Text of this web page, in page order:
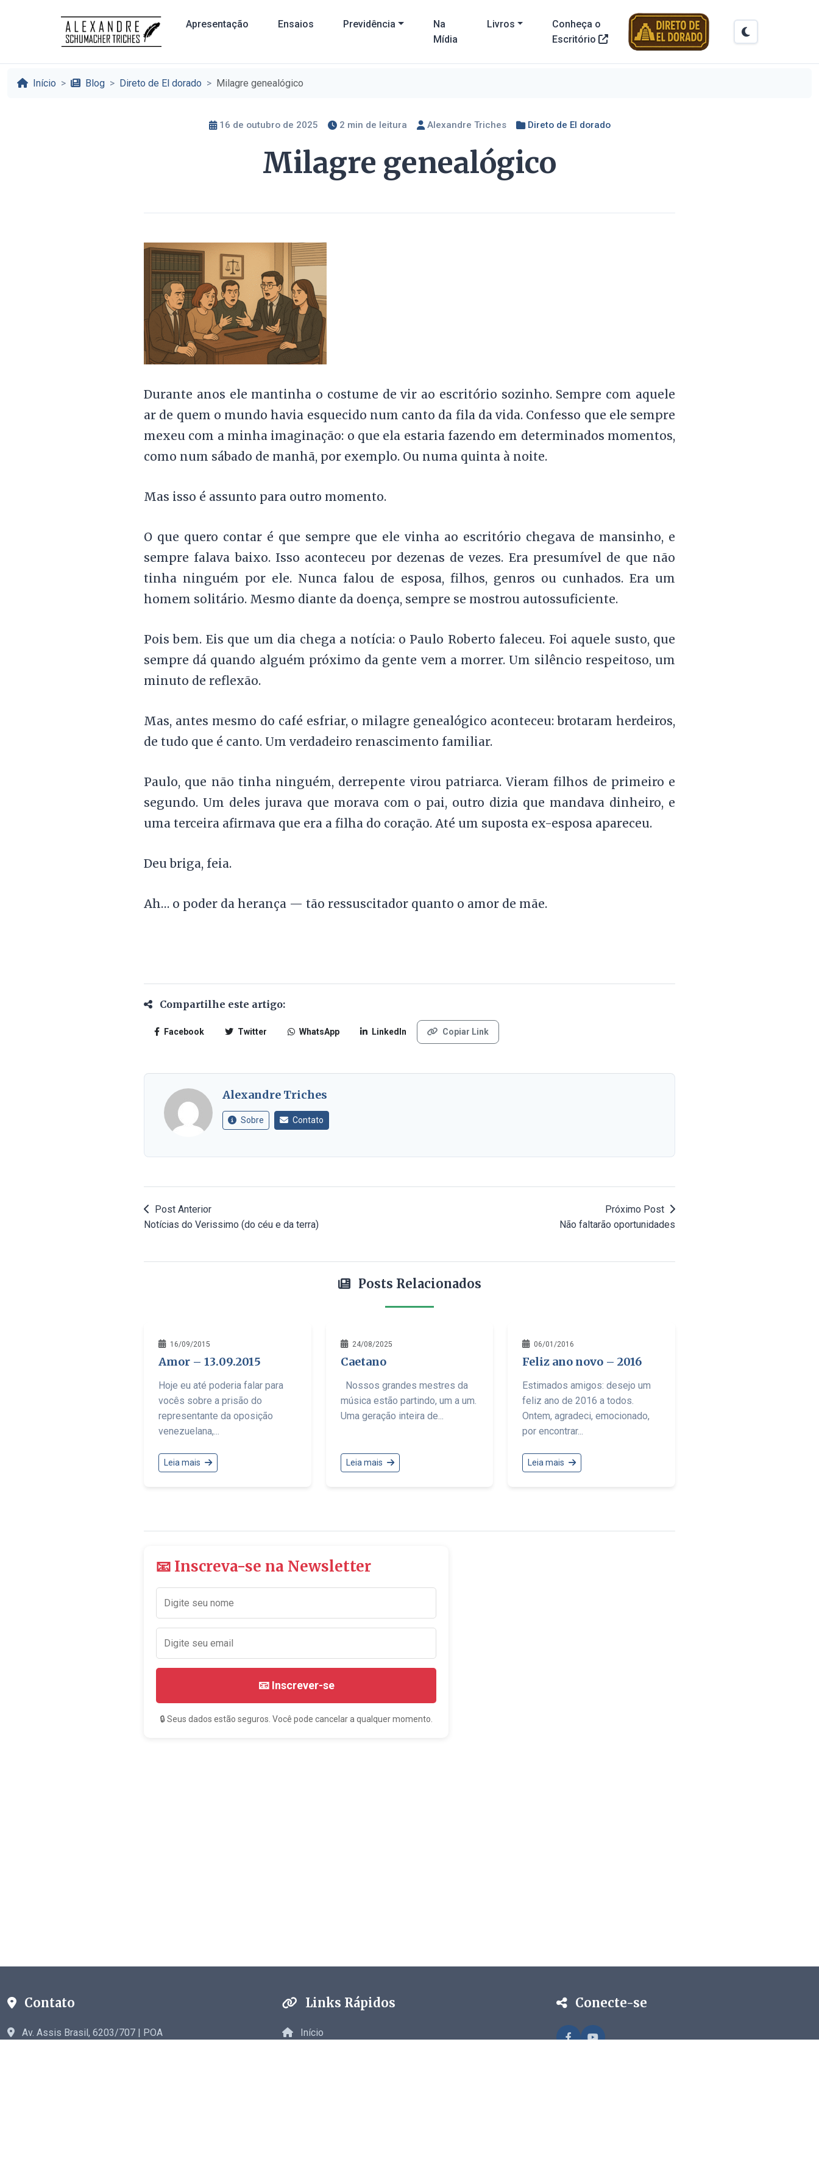
Apresentação Ensaios Previdência
Na
Mídia
Livros
Conheça o
Escritório
Início Blog Direto de El dorado Milagre genealógico
16 de outubro de 2025 2 min de leitura Alexandre Triches Direto de El dorado
Milagre genealógico
Durante anos ele mantinha o costume de vir ao escritório sozinho. Sempre com aquele
ar de quem o mundo havia esquecido num canto da fila da vida. Confesso que ele sempre
mexeu com a minha imaginação: o que ela estaria fazendo em determinados momentos,
como num sábado de manhã, por exemplo. Ou numa quinta à noite.
Mas isso é assunto para outro momento.
O que quero contar é que sempre que ele vinha ao escritório chegava de mansinho, e
sempre falava baixo. Isso aconteceu por dezenas de vezes. Era presumível de que não
tinha ninguém por ele. Nunca falou de esposa, filhos, genros ou cunhados. Era um
homem solitário. Mesmo diante da doença, sempre se mostrou autossuficiente.
Pois bem. Eis que um dia chega a notícia: o Paulo Roberto faleceu. Foi aquele susto, que
sempre dá quando alguém próximo da gente vem a morrer. Um silêncio respeitoso, um
minuto de reflexão.
Mas, antes mesmo do café esfriar, o milagre genealógico aconteceu: brotaram herdeiros,
de tudo que é canto. Um verdadeiro renascimento familiar.
Paulo, que não tinha ninguém, derrepente virou patriarca. Vieram filhos de primeiro e
segundo. Um deles jurava que morava com o pai, outro dizia que mandava dinheiro, e
uma terceira afirmava que era a filha do coração. Até um suposta ex-esposa apareceu.
Deu briga, feia.
Ah… o poder da herança — tão ressuscitador quanto o amor de mãe.
Compartilhe este artigo:
Facebook Twitter WhatsApp LinkedIn Copiar Link
Alexandre Triches
Sobre Contato
Post Anterior
Notícias do Verissimo (do céu e da terra)
Próximo Post
Não faltarão oportunidades
Posts Relacionados
16/09/2015
Amor – 13.09.2015
Hoje eu até poderia falar para
vocês sobre a prisão do
representante da oposição
venezuelana,...
Leia mais
24/08/2025
Caetano
Nossos grandes mestres da
música estão partindo, um a um.
Uma geração inteira de...
Leia mais
06/01/2016
Feliz ano novo – 2016
Estimados amigos: desejo um
feliz ano de 2016 a todos.
Ontem, agradeci, emocionado,
por encontrar...
Leia mais
📧 Inscreva-se na Newsletter
📧 Inscrever-se
🔒 Seus dados estão seguros. Você pode cancelar a qualquer momento.
Contato
Av. Assis Brasil, 6203/707 | POA
Links Rápidos
Início
Conecte-se